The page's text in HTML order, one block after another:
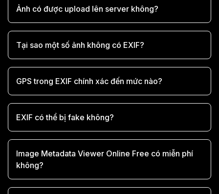
Ảnh có được upload lên server không?
Tại sao một số ảnh không có EXIF?
GPS trong EXIF chính xác đến mức nào?
EXIF có thể bị fake không?
Image Metadata Viewer Online Free có miễn phí
không?